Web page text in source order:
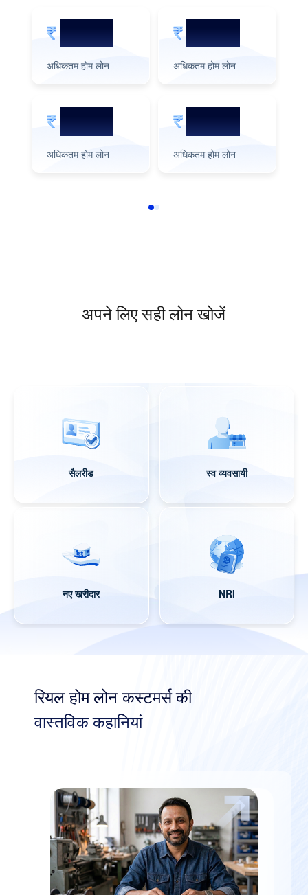
5 करोड़
अधिकतम होम लोन
3 करोड़
अधिकतम होम लोन
2 करोड़
अधिकतम होम लोन
1 करोड़
अधिकतम होम लोन
अपने लिए सही लोन खोजें
सैलरीड स्व व्यवसायी
नए खरीदार NRI
रियल होम लोन कस्टमर्स की
वास्तविक कहानियां